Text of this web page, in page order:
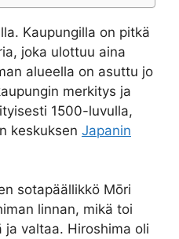
Kaupungilla on pitkä
joka ulottuu aina
alueella on asuttu jo
merkitys ja
1500-luvulla,
keskuksen Japanin
sotapäällikkö Mōri
linnan, mikä toi
valtaa. Hiroshima oli